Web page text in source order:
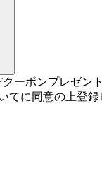
クーポンプレゼ
てに同意の上登